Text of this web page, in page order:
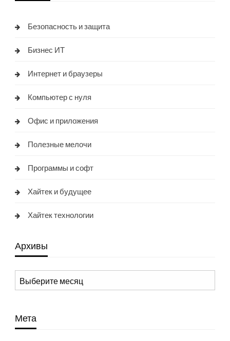
Безопасность и защита
Бизнес ИТ
Интернет и браузеры
Компьютер с нуля
Офис и приложения
Полезные мелочи
Программы и софт
Хайтек и будущее
Хайтек технологии
Архивы
Архивы
Мета